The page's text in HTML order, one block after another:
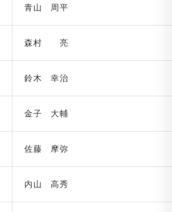
青山 周平
森村 亮
鈴木 幸治
金子 大輔
佐藤 摩弥
内山 高秀